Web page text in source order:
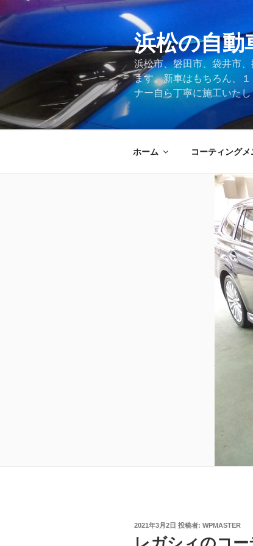
ン
ス
キ
ッ
浜松の自動
浜松市、磐田市、袋井市
ます。新車はもちろん、
ナー自ら丁寧に施工いたし
ホーム コーティングメ
投
日:
2021年3月2日 投稿者: WPMASTER